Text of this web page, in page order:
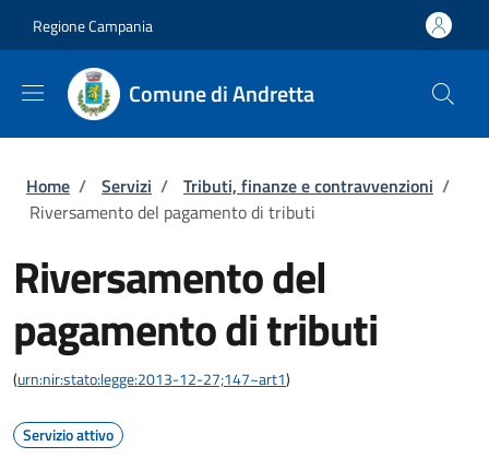
Regione Campania
Comune di Andretta
Briciole di pane
Home / Servizi / Tributi, finanze e contravvenzioni /
Riversamento del pagamento di tributi
Riversamento del
pagamento di tributi
(urn:nir:stato:legge:2013-12-27;147~art1)
Servizio attivo